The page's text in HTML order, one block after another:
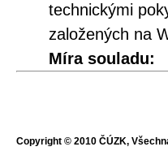
technickými
založených na
Míra souladu:
Copyright © 2010 ČÚZK,